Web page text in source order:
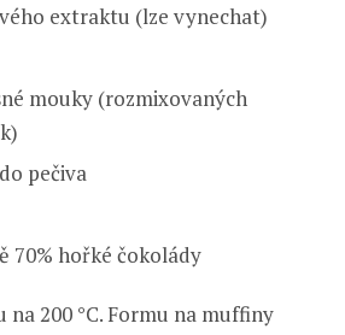
extraktu (lze vynechat)
mouky (rozmixovaných
pečiva
70% hořké čokolády
200 °C. Formu na muffiny